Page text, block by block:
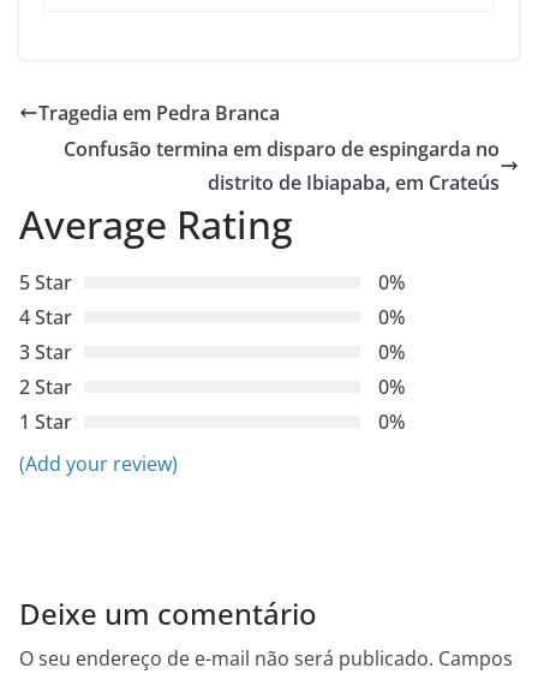
Tragedia em Pedra Branca
Confusão termina em disparo de espingarda no
distrito de Ibiapaba, em Crateús
Average Rating
5 Star
0%
4 Star
0%
3 Star
0%
2 Star
0%
1 Star
0%
(Add your review)
Deixe um comentário
O seu endereço de e-mail não será publicado. Campos